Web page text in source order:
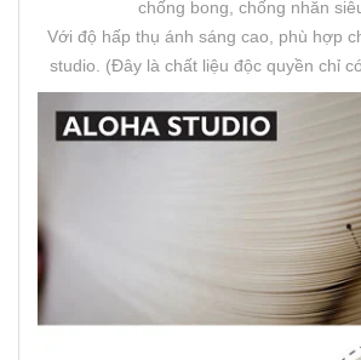
chống bong, chống nhăn
Với độ hấp thụ ánh sáng cao, phù hợp
studio. (Đây là chất liệu độc quyền chỉ